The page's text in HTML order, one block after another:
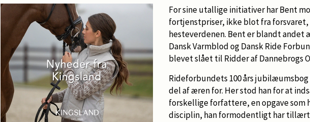
For sine utallige initiativer har Bent
fortjenstpriser, ikke blot fra forsvaret,
hesteverdenen. Bent er blandt andet
Dansk Varmblod og Dansk Ride
blevet slået til Ridder af Dannebrogs
Rideforbundets 100 års jubilæumsbog
del af æren for. Her stod han for at
forskellige forfattere, en opgave som
disciplin, han formodentligt har tillært